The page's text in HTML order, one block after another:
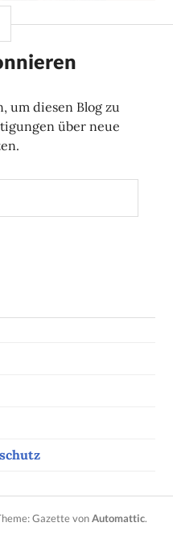
um diesen Blog zu
über neue
Gazette vonAutomattic.